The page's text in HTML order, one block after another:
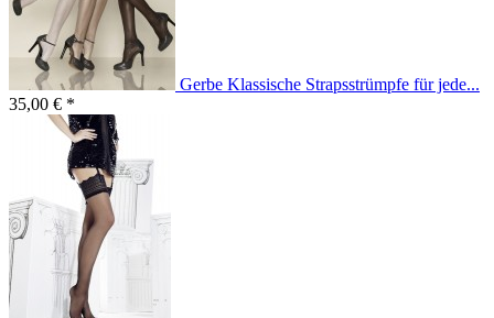
Gerbe Klassische Strapsstrümpfe für jede...
35,00 € *